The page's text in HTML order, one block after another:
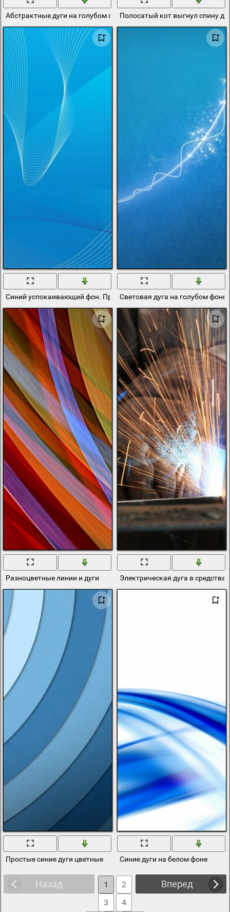
Абстрактные дуги на голубом фонеПолосатый кот выгнул спину
Синий успокаивающий фон. Произвольные линии и дуги
Световая дуга на голубом фоне
Разноцветные линии и дуги Электрическая дуга в
Простые синие дуги цветные Синие дуги на белом фоне
Назад Вперед
1
2
3
4